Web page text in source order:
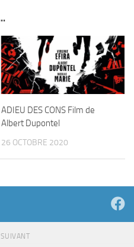
ADIEU DES CONS Film de
Albert Dupontel
26 OCTOBRE 2020